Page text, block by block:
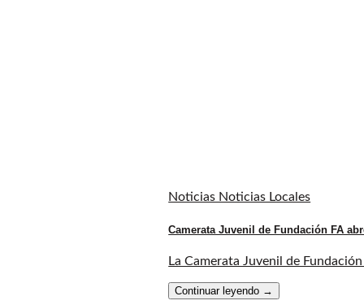
Noticias Noticias Locales
Camerata Juvenil de Fundación FA
La Camerata Juvenil de
Continuar leyendo →